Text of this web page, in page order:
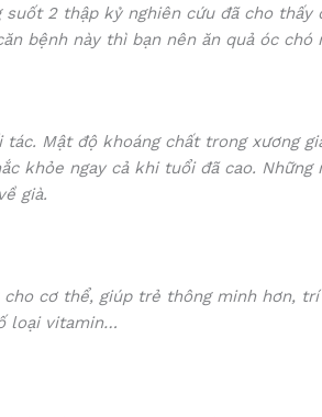
2 thập kỷ nghiên cứu đã cho thấy
bệnh này thì bạn nên ăn quả óc chó
Mật độ khoáng chất trong xương
khỏe ngay cả khi tuổi đã cao.
già.
cơ thể, giúp trẻ thông minh hơn,
loại vitamin…